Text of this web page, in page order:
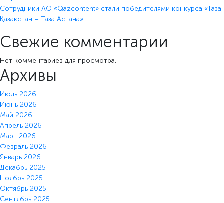
Сотрудники АО «Qazcontent» стали победителями конкурса «Таза
Қазақстан – Таза Астана»
Свежие комментарии
Нет комментариев для просмотра.
Архивы
Июль 2026
Июнь 2026
Май 2026
Апрель 2026
Март 2026
Февраль 2026
Январь 2026
Декабрь 2025
Ноябрь 2025
Октябрь 2025
Сентябрь 2025